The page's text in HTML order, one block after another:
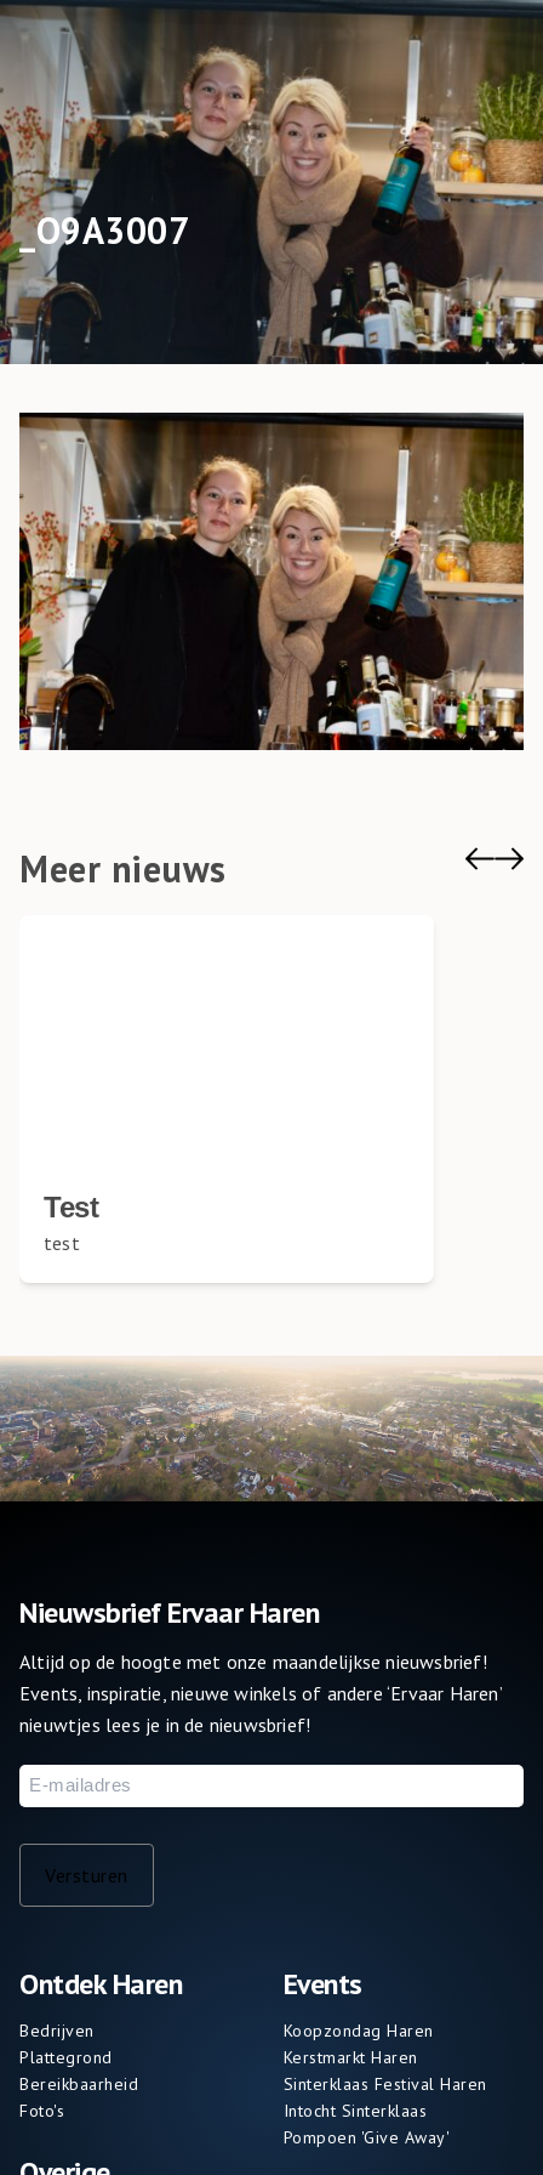
_O9A3007
Meer nieuws
Test
test
Ontdek Haren
Bedrijven
Plattegrond
Bereikbaarheid
Foto's
Events
Koopzondag Haren
Kerstmarkt Haren
Sinterklaas Festival Haren
Intocht Sinterklaas
Pompoen 'Give Away'
Nieuwsbrief Ervaar Haren
Altijd op de hoogte met onze maandelijkse nieuwsbrief!
Events, inspiratie, nieuwe winkels of andere ‘Ervaar Haren’
nieuwtjes lees je in de nieuwsbrief!
E-
mailadres
Versturen